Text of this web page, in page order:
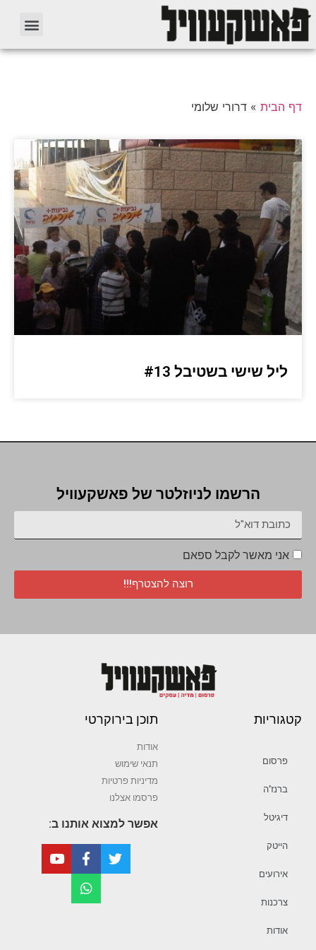
דף הבית » דרורי שלומי
ליל שישי בשטיבל #13
הרשמו לניוזלטר של פאשקעוויל
אני מאשר לקבל ספאם
רוצה להצטרף!!!
קטגוריות
פרסום
ברנז’ה
דיגיטל
הייטק
אירועים
צרכנות
אודות
תוכן בירוקרטי
אודות
תנאי שימוש
מדיניות פרטיות
פרסמו אצלנו
אפשר למצוא אותנו ב: